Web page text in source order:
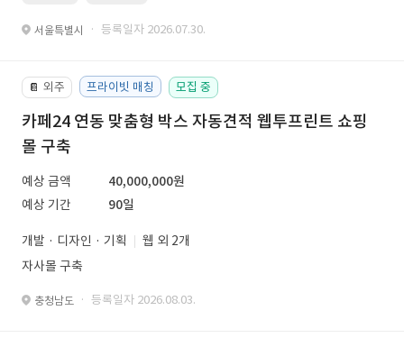
서울특별시 · 등록일자 2026.07.30.
📔 외주 프라이빗 매칭 모집 중
카페24 연동 맞춤형 박스 자동견적 웹투프린트 쇼핑
몰 구축
예상 금액
40,000,000원
예상 기간
90일
개발 · 디자인 · 기획
웹 외 2개
자사몰 구축
충청남도 · 등록일자 2026.08.03.